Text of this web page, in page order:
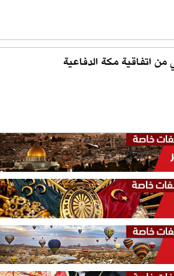
من اتفاقية مكة الدفاعية